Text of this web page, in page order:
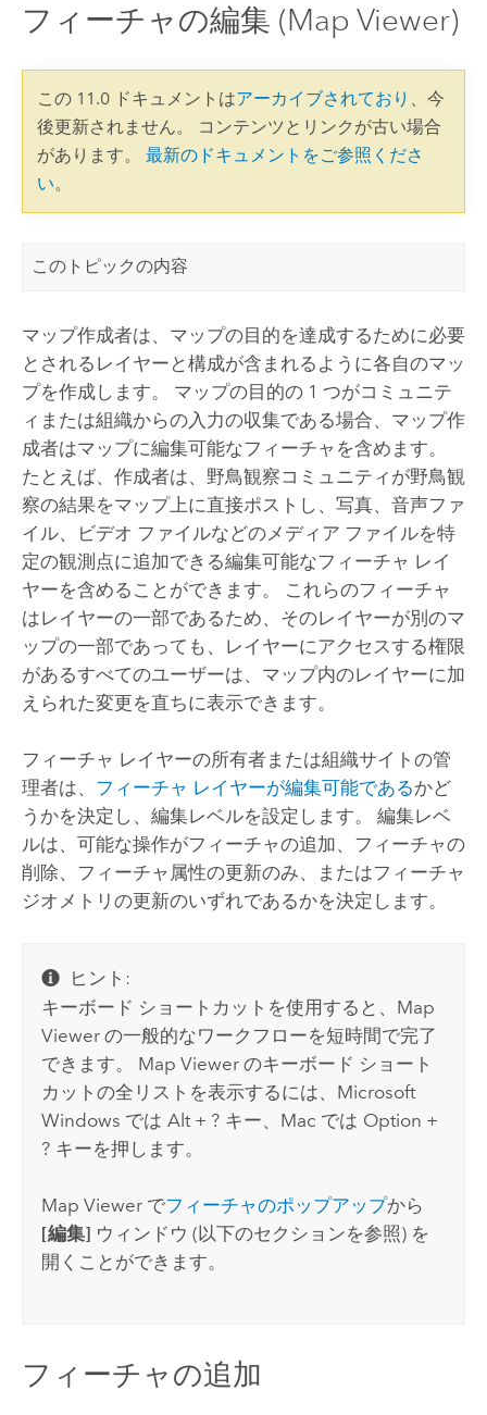
フィーチャの編集 (Map Viewer)
この 11.0 ドキュメントはアーカイブされており 、今
後更新されません。 コンテンツとリンクが古い場合
があります。 最新のドキュメントをご参照くださ
い。
このトピックの内容
マップ作成者は、マップの目的を達成するために必要
とされるレイヤーと構成が含まれるように各自のマッ
プを作成します。 マップの目的の 1 つがコミュニテ
ィまたは組織からの入力の収集である場合、マップ作
成者はマップに編集可能なフィーチャを含めます。
たとえば、作成者は、野鳥観察コミュニティが野鳥観
察の結果をマップ上に直接ポストし、写真、音声ファ
イル、ビデオ ファイルなどのメディア ファイルを特
定の観測点に追加できる編集可能なフィーチャ レイ
ヤーを含めることができます。 これらのフィーチャ
はレイヤーの一部であるため、そのレイヤーが別のマ
ップの一部であっても、レイヤーにアクセスする権限
があるすべてのユーザーは、マップ内のレイヤーに加
えられた変更を直ちに表示できます。
フィーチャ レイヤーの所有者または組織サイトの管
理者は、 フィーチャ レイヤーが編集可能であるかど
うかを決定し、編集レベルを設定します。 編集レベ
ルは、可能な操作がフィーチャの追加、フィーチャの
削除、フィーチャ属性の更新のみ、またはフィーチャ
ジオメトリの更新のいずれであるかを決定します。
ヒント:
キーボード ショートカットを使用すると、 Map
Viewer の一般的なワークフローを短時間で完了
できます。 Map Viewer のキーボード ショート
カットの全リストを表示するには、 Microsoft
Windows では Alt + ? キー、 Mac では Option +
? キーを押します。
Map Viewer でフィーチャのポップアップから
[編集] ウィンドウ (以下のセクションを参照) を
開くことができます。
フィーチャの追加